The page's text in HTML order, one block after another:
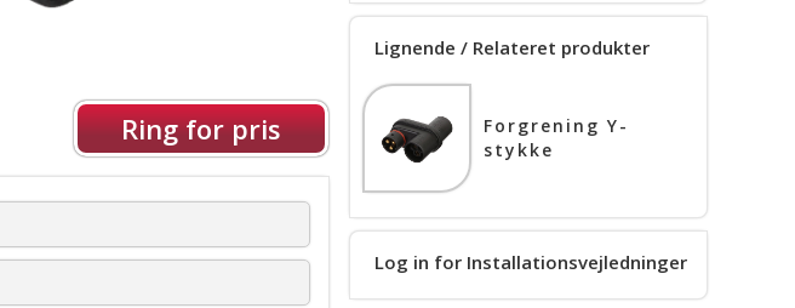
Ring for pris
Lignende / Relateret produkter
Forgrening Y-
stykke
Log in for Installationsvejledninger